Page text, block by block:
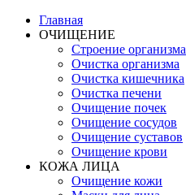
Главная
ОЧИЩЕНИЕ
Строение организма
Очистка организма
Очистка кишечника
Очистка печени
Очищение почек
Очищение сосудов
Очищение суставов
Очищение крови
КОЖА ЛИЦА
Очищение кожи